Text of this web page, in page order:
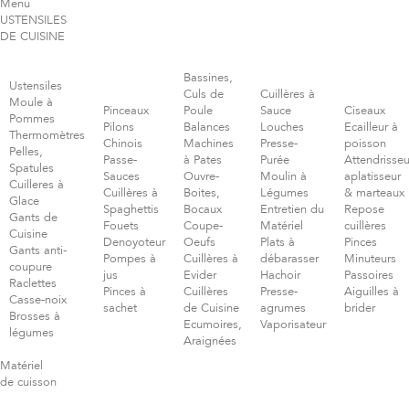
Menu
USTENSILES
DE CUISINE
Ustensiles
Moule à
Pommes
Thermomètres
Pelles,
Spatules
Cuilleres à
Glace
Gants de
Cuisine
Gants anti-
coupure
Raclettes
Casse-noix
Brosses à
légumes
Pinceaux
Pilons
Chinois
Passe-
Sauces
Cuillères à
Spaghettis
Fouets
Denoyoteur
Pompes à
jus
Pinces à
sachet
Bassines,
Culs de
Poule
Balances
Machines
à Pates
Ouvre-
Boites,
Bocaux
Coupe-
Oeufs
Cuillères à
Evider
Cuillères
de Cuisine
Ecumoires,
Araignées
Cuillères à
Sauce
Louches
Presse-
Purée
Moulin à
Légumes
Entretien du
Matériel
Plats à
débarasser
Hachoir
Presse-
agrumes
Vaporisateur
Ciseaux
Ecailleur à
poisson
aplatisseur
& marteaux
Repose
cuillères
Pinces
Minuteurs
Passoires
Aiguilles à
brider
Matériel
de cuisson